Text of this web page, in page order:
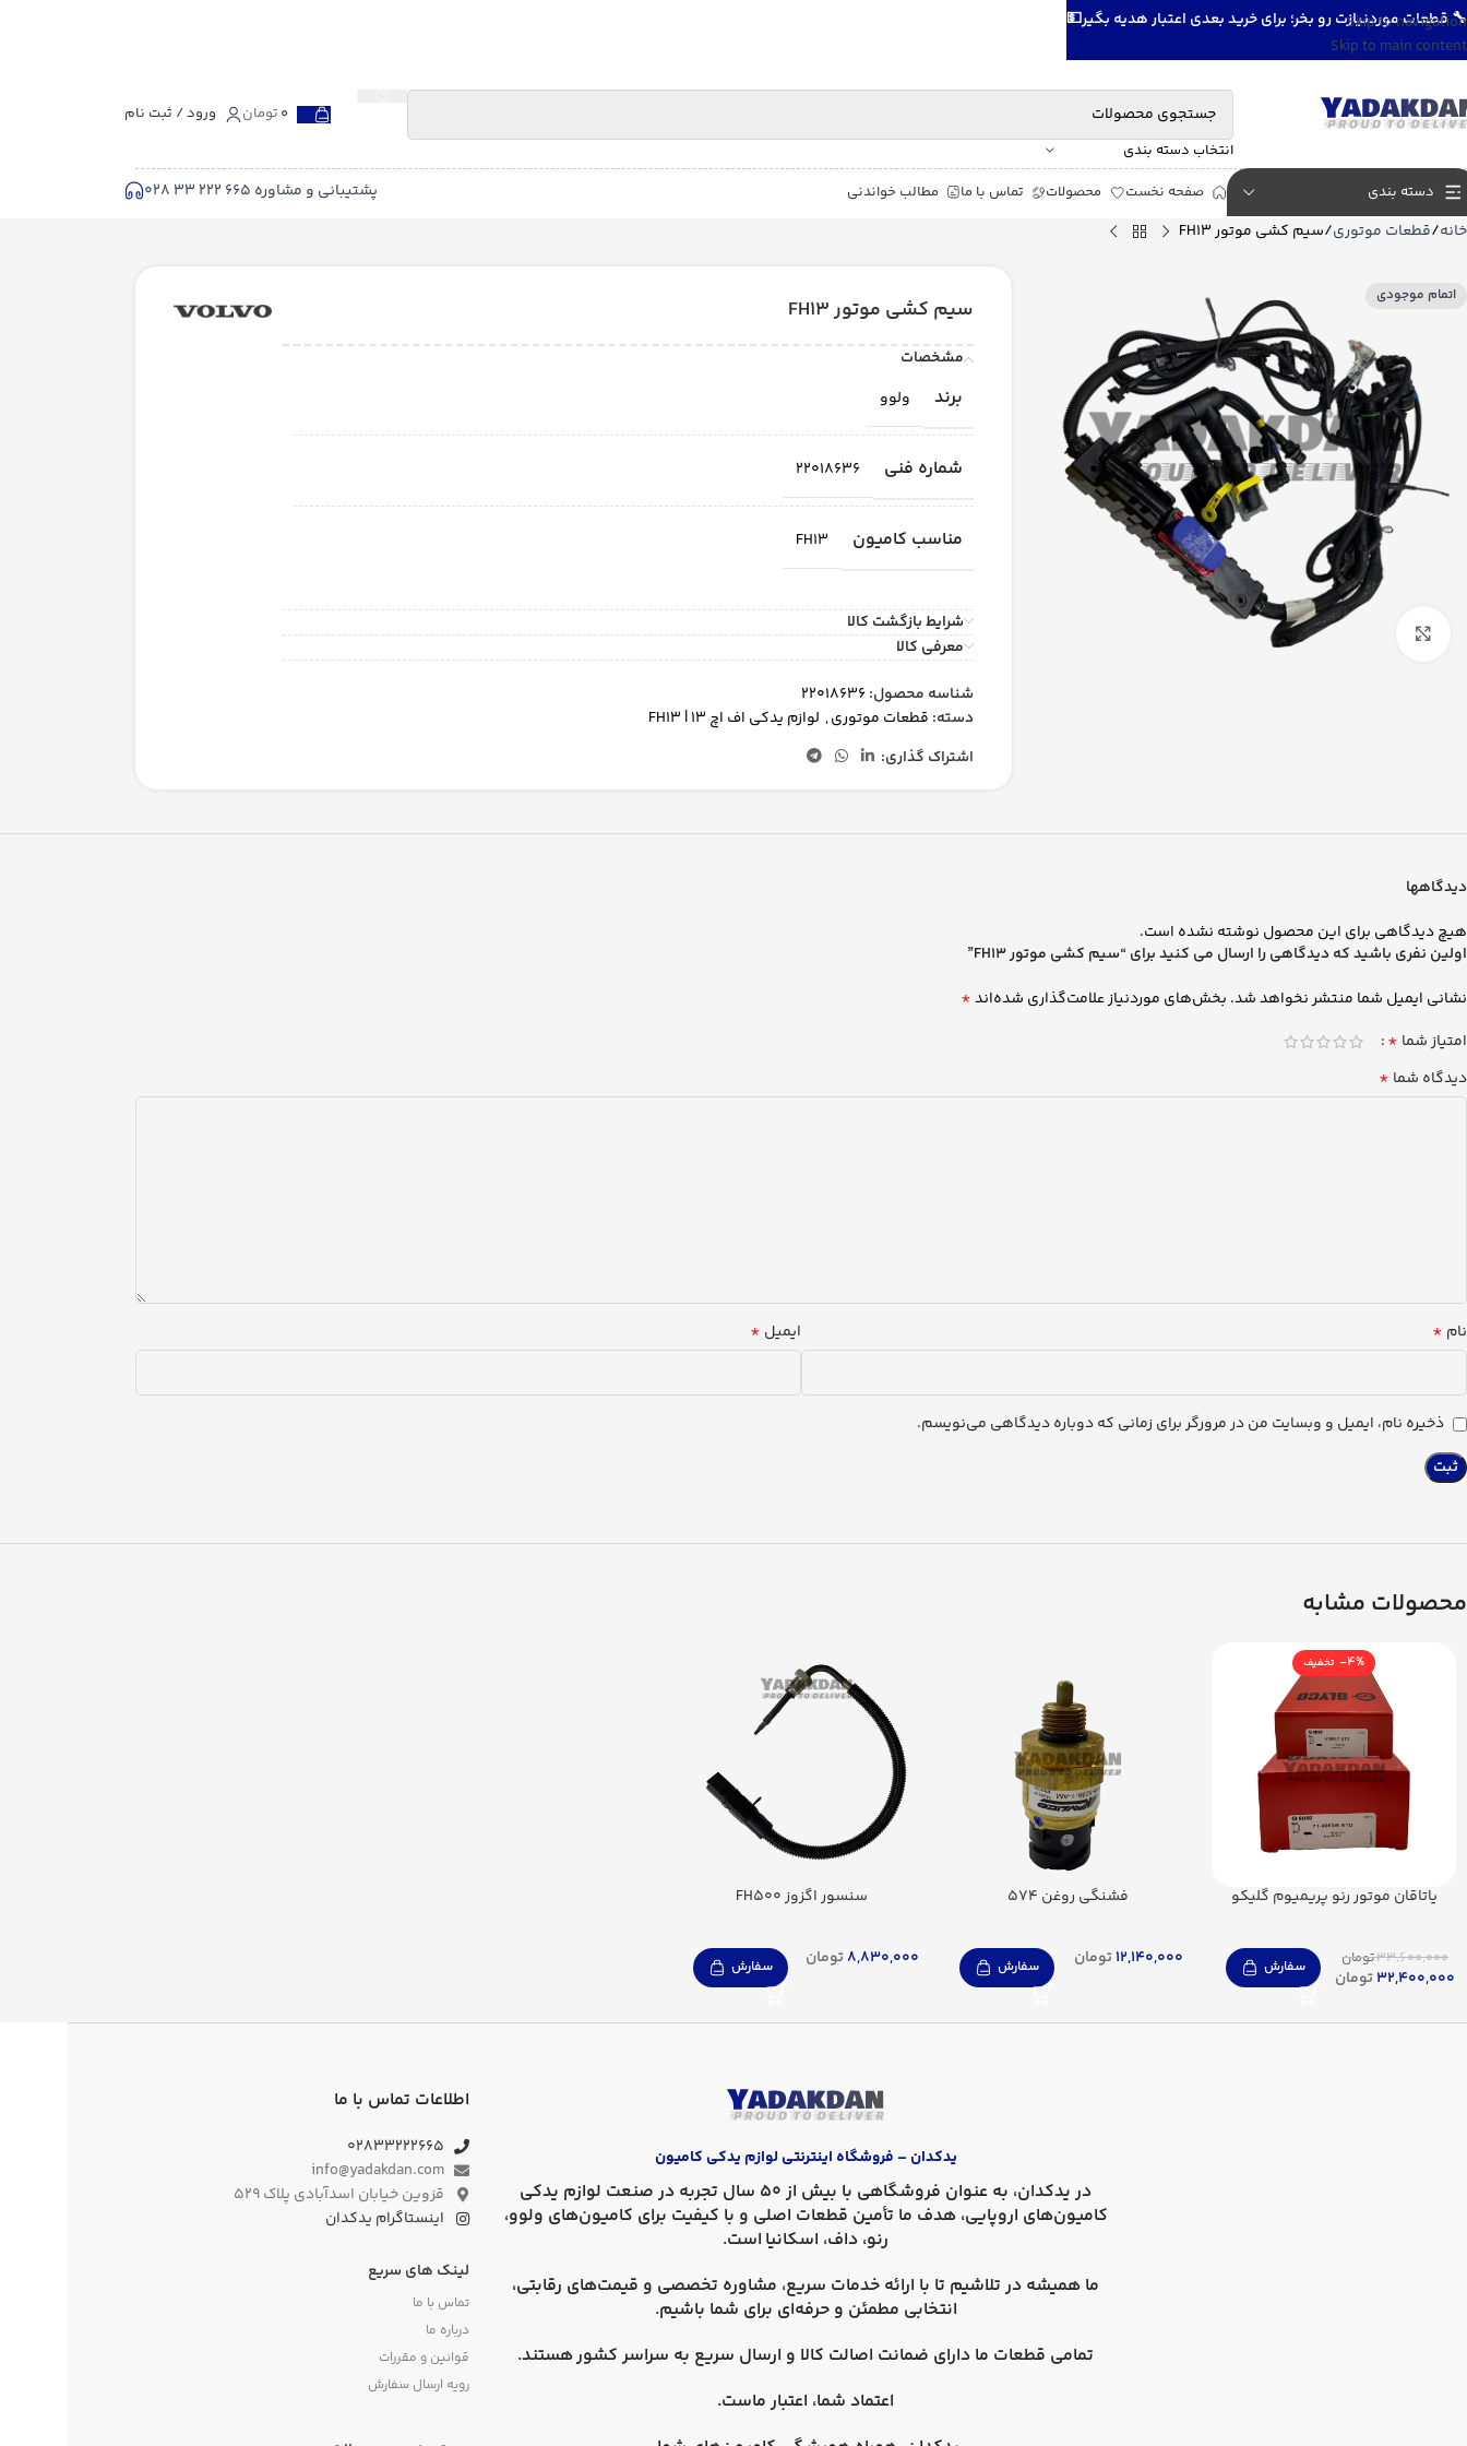
Skip to navigation
Skip to main content
انتخاب دسته بندی
0 تومان ورود / ثبت نام
دسته بندی صفحه نخست محصولات تماس با ما مطالب خواندنی
پشتیبانی و مشاوره 665 222 33 028
خانه قطعات موتوری سیم کشی موتور FH13
اتمام موجودی
بزرگنمایی تصویر
سیم کشی موتور FH13
مشخصات
برند ولوو
شماره فنی 22018636
مناسب کامیون FH13
شرایط بازگشت کالا
معرفی کالا
شناسه محصول:22018636
دسته: قطعات موتوری, لوازم یدکی اف اچ 13 | FH13
اشتراک گذاری:
دیدگاهها
هیچ دیدگاهی برای این محصول نوشته نشده است.
اولین نفری باشید که دیدگاهی را ارسال می کنید برای “سیم کشی موتور FH13”
نشانی ایمیل شما منتشر نخواهد شد. بخش‌های موردنیاز علامت‌گذاری شده‌اند*
امتیاز شما *
دیدگاه شما *
نام * ایمیل *
ذخیره نام، ایمیل و وبسایت من در مرورگر برای زمانی که دوباره دیدگاهی می‌نویسم.
محصولات مشابه
-4%
یاتاقان موتور رنو پریمیوم گلیکو
33,600,000تومان
32,400,000تومان سفارش
فشنگی روغن 574
12,140,000تومان سفارش
سنسور اگزوز FH500
8,830,000تومان سفارش
یدکدان – فروشگاه اینترنتی لوازم یدکی کامیون
در یدکدان
، به عنوان فروشگاهی با بیش از 50 سال تجربه در صنعت لوازم یدکی
کامیون‌های اروپایی، هدف ما تأمین قطعات اصلی و با کیفیت برای کامیون‌های ولوو،
رنو، داف، اسکانیا است.
ما همیشه در تلاشیم تا با ارائه خدمات سریع، مشاوره تخصصی و قیمت‌های رقابتی،
انتخابی مطمئن و حرفه‌ای برای شما باشیم.
تمامی قطعات ما دارای ضمانت اصالت کالا و ارسال سریع به سراسر کشورهستند.
اعتماد شما، اعتبار ماست.
اطلاعات تماس با ما
۰۲۸۳۳۲۲۲۶۶۵
info@yadakdan.com
قزوین خیابان اسدآبادی پلاک ۵۲۹
اینستاگرام یدکدان
لینک های سریع
تماس با ما
درباره ما
قوانین و مقررات
رویه ارسال سفارش
🔧 قطعات موردنیازت رو بخر؛ برای خرید بعدی اعتبار هدیه بگیر💵